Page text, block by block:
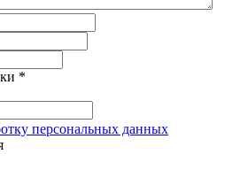
*
персональных данных